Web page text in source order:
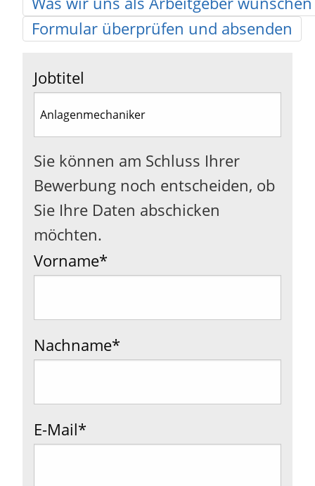
Formular überprüfen und absenden
Jobtitel
Sie können am Schluss Ihrer
Bewerbung noch entscheiden, ob
Sie Ihre Daten abschicken
möchten.
Vorname*
Nachname*
E-Mail*